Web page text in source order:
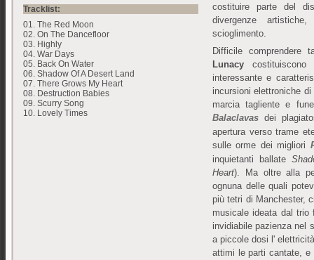
Tracklist:
01. The Red Moon
02. On The Dancefloor
03. Highly
04. War Days
05. Back On Water
06. Shadow Of A Desert Land
07. There Grows My Heart
08. Destruction Babies
09. Scurry Song
10. Lovely Times
costituire parte del
divergenze
scioglimento.
Difficile
Lunacy costituiscono
interessante e
incursioni elettroniche
marcia tagliente e
Balaclavas dei
apertura verso trame
sulle orme dei migliori
inquietanti ballate
Heart). Ma oltre alla
ognuna delle quali
più tetri di Manchester,
musicale ideata dal
invidiabile pazienza nel
a piccole dosi l'
attimi le parti cantate, e